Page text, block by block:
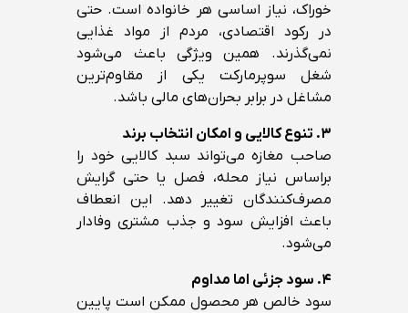
خوراک، نیاز اساسی هر خانواده است. حتی
در رکود اقتصادی، مردم از مواد غذایی
نمی‌گذرند. همین ویژگی باعث می‌شود
شغل سوپرمارکت یکی از مقاوم‌ترین
مشاغل در برابر بحران‌های مالی باشد.
۳. تنوع کالایی و امکان انتخاب برند
صاحب مغازه می‌تواند سبد کالایی خود را
براساس نیاز محله، فصل یا حتی گرایش
مصرف‌کنندگان تغییر دهد. این انعطاف
باعث افزایش سود و جذب مشتری وفادار
می‌شود.
۴. سود جزئی اما مداوم
سود خالص هر محصول ممکن است پایین